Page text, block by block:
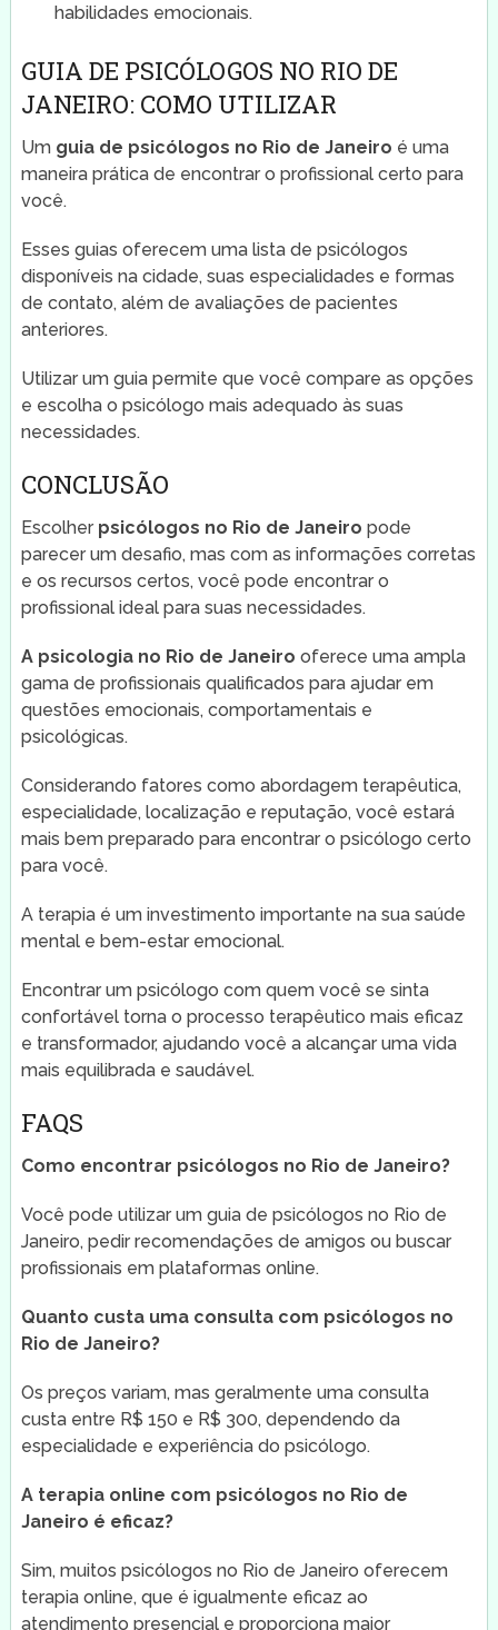
habilidades emocionais.
GUIA DE PSICÓLOGOS NO RIO DE
JANEIRO: COMO UTILIZAR
Um guia de psicólogos no Rio de Janeiro é uma
maneira prática de encontrar o profissional certo para
você.
Esses guias oferecem uma lista de psicólogos
disponíveis na cidade, suas especialidades e formas
de contato, além de avaliações de pacientes
anteriores.
Utilizar um guia permite que você compare as opções
e escolha o psicólogo mais adequado às suas
necessidades.
CONCLUSÃO
Escolher psicólogos no Rio de Janeiro pode
parecer um desafio, mas com as informações corretas
e os recursos certos, você pode encontrar o
profissional ideal para suas necessidades.
A psicologia no Rio de Janeiro oferece uma ampla
gama de profissionais qualificados para ajudar em
questões emocionais, comportamentais e
psicológicas.
Considerando fatores como abordagem terapêutica,
especialidade, localização e reputação, você estará
mais bem preparado para encontrar o psicólogo certo
para você.
A terapia é um investimento importante na sua saúde
mental e bem-estar emocional.
Encontrar um psicólogo com quem você se sinta
confortável torna o processo terapêutico mais eficaz
e transformador, ajudando você a alcançar uma vida
mais equilibrada e saudável.
FAQS
Como encontrar psicólogos no Rio de Janeiro?
Você pode utilizar um guia de psicólogos no Rio de
Janeiro, pedir recomendações de amigos ou buscar
profissionais em plataformas online.
Quanto custa uma consulta com psicólogos no
Rio de Janeiro?
Os preços variam, mas geralmente uma consulta
custa entre R$ 150 e R$ 300, dependendo da
especialidade e experiência do psicólogo.
A terapia online com psicólogos no Rio de
Janeiro é eficaz?
Sim, muitos psicólogos no Rio de Janeiro oferecem
terapia online, que é igualmente eficaz ao
atendimento presencial e proporciona maior